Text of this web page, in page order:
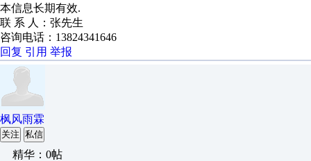
本信息长期有效.
联 系 人：张先生
咨询电话：13824341646
回复 引用 举报
枫风雨霖
关注 私信
精华：0帖